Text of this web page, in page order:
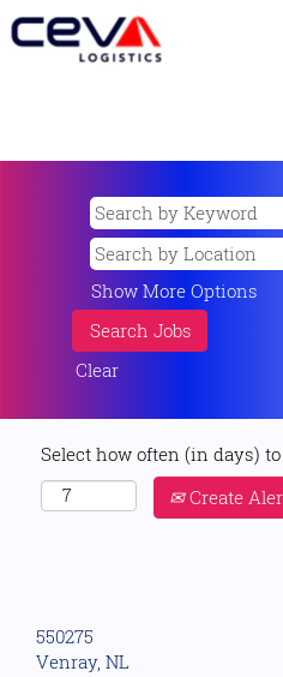
Show More Options
Clear
Select how often (in days)
Create
550275
Venray, NL